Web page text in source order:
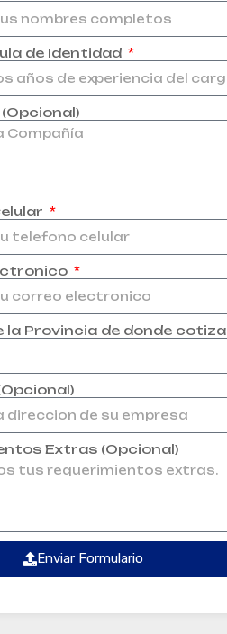
de Identidad
la Provincia de donde cotiza
Extras (Opcional)
Enviar Formulario